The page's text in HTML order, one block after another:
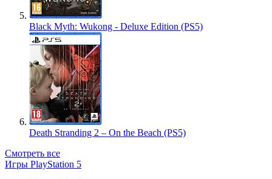
Black Myth: Wukong - Deluxe Edition (PS5)
Death Stranding 2 – On the Beach (PS5)
Смотреть все
Игры PlayStation 5